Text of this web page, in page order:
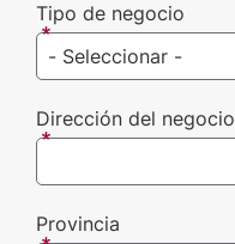
Tipo de negocio
Dirección del negocio
Provincia